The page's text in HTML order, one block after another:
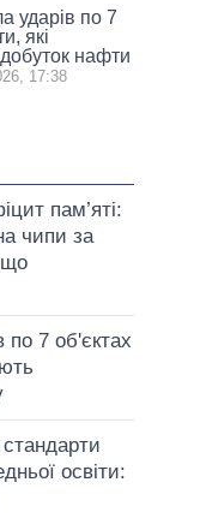
ударів по 7
які
нафти
17:38
пам’яті:
чипи за
що
по 7 об'єктах
освіти: